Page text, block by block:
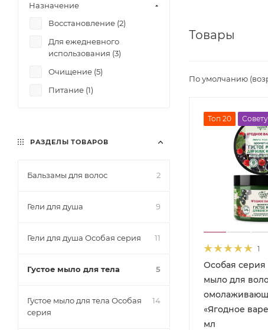
Товары
По умолчанию
Топ 20
1
Особая серия
мыло для
«Ягодное
мл
РАЗДЕЛЫ ТОВАРОВ
Бальзамы для волос 2
Гели для душа 9
Гели для душа Особая серия 11
Густое мыло для тела 5
Густое мыло для тела Особая
серия
14
Назначение
Восстановление (2)
Для ежедневного
использования (3)
Очищение (5)
Питание (1)